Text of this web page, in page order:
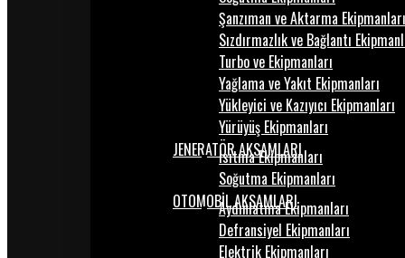
Şanzıman ve Aktarma Ekipmanları
Sızdırmazlık ve Bağlantı
Turbo ve Ekipmanları
Yağlama ve Yakıt Ekipmanları
Yükleyici ve Kazıyıcı Ekipmanları
Yürüyüş Ekipmanları
JENERATÖR AKSAMLARI
Isıtma Ekipmanları
Soğutma Ekipmanları
OTOMOBİL AKSAMLARI
Aydınlatma Ekipmanları
Defransiyel Ekipmanları
Elektrik Ekipmanları